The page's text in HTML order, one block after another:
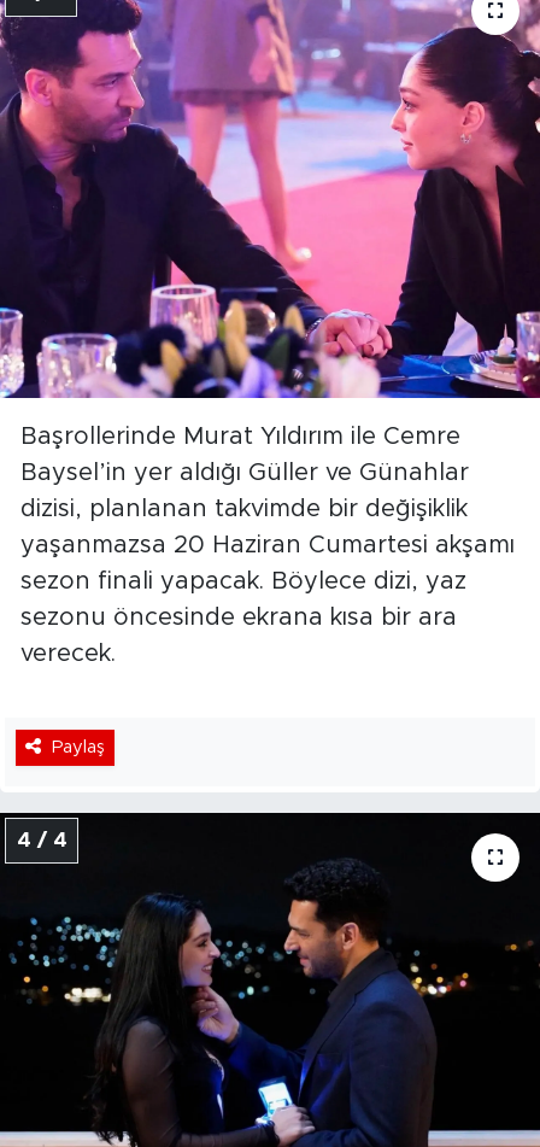
Başrollerinde Murat Yıldırım ile Cemre
Baysel’in yer aldığı Güller ve Günahlar
dizisi, planlanan takvimde bir değişiklik
yaşanmazsa 20 Haziran Cumartesi akşamı
sezon finali yapacak. Böylece dizi, yaz
sezonu öncesinde ekrana kısa bir ara
verecek.
Paylaş
4 / 4